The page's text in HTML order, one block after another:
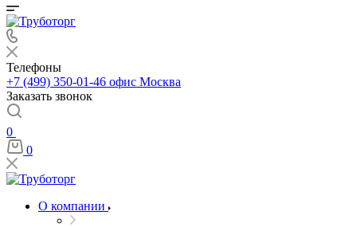
Телефоны
+7 (499) 350-01-46 офис Москва
Заказать звонок
0
0
О компании